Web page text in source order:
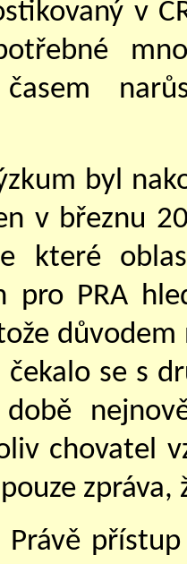
v
časem
byl
v březnu
které
pro PRA
se s
chovatel
zpráva,
Právě